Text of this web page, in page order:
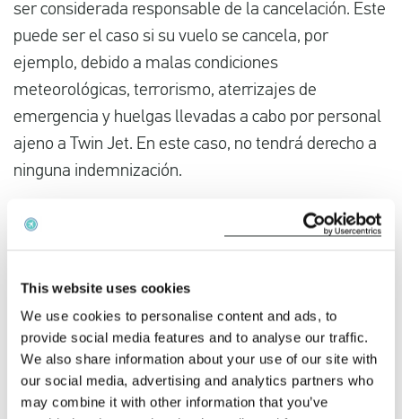
This website uses cookies
We use cookies to personalise content and ads, to
provide social media features and to analyse our traffic.
We also share information about your use of our site with
our social media, advertising and analytics partners who
may combine it with other information that you’ve
ser considerada responsable de la cancelación. Este
puede ser el caso si su vuelo se cancela, por
ejemplo, debido a malas condiciones
meteorológicas, terrorismo, aterrizajes de
emergencia y huelgas llevadas a cabo por personal
ajeno a Twin Jet. En este caso, no tendrá derecho a
ninguna indemnización.